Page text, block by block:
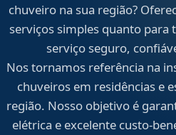
chuveiro na sua região?
serviços simples quanto para
serviço seguro,
Nos tornamos referência na
chuveiros em residências e
região. Nosso objetivo é
elétrica e excelente custo-